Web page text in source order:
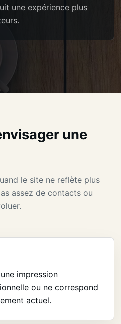
une expérience plus
une
le site ne reflète plus
assez de contacts ou
impression
ou ne correspond
actuel.